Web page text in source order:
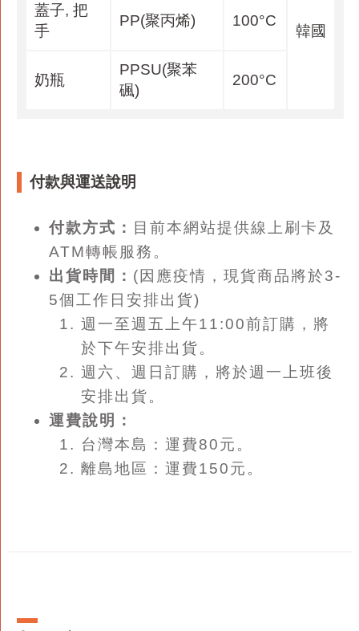
韓國
蓋子, 把
手
PP(聚丙烯) 100°C
奶瓶
PPSU(聚苯
碸)
200°C
付款與運送說明
付款方式： 目前本網站提供線上刷卡及
ATM轉帳服務。
出貨時間： (因應疫情，現貨商品將於3-
5個工作日安排出貨)
週一至週五上午11:00前訂購，將
於下午安排出貨。
週六、週日訂購，將於週一上班後
安排出貨。
運費說明：
台灣本島：運費80元。
離島地區：運費150元。